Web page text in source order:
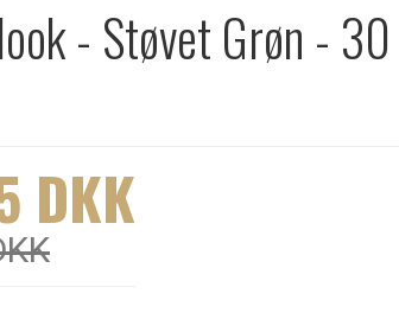
- Støvet Grøn - 30
DKK